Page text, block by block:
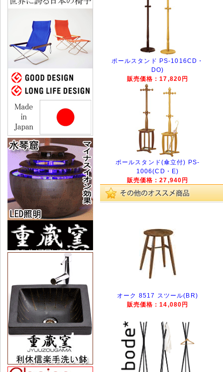
ポールスタンド PS-1016CD・
DO)
販売価格：17,820円
ポールスタンド(傘立付) PS-
1006(CD・E)
販売価格：27,940円
オーク 8517 スツール(BR)
販売価格：14,080円